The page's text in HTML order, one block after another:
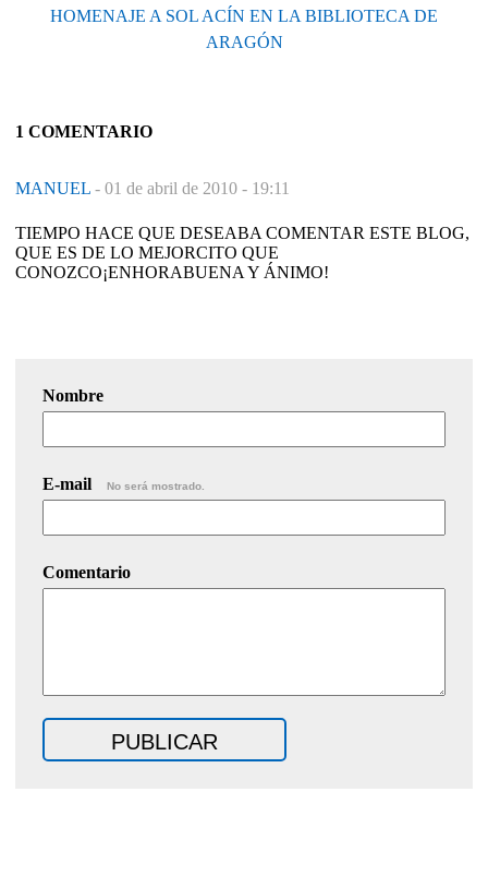
HOMENAJE A SOL ACÍN EN LA BIBLIOTECA DE
ARAGÓN
1 COMENTARIO
MANUEL - 01 de abril de 2010 - 19:11
TIEMPO HACE QUE DESEABA COMENTAR ESTE BLOG,
QUE ES DE LO MEJORCITO QUE
CONOZCO¡ENHORABUENA Y ÁNIMO!
Nombre
E-mail No será mostrado.
Comentario